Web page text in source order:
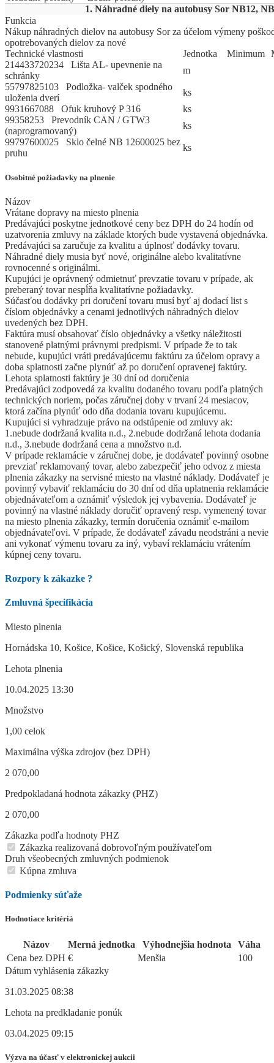
1. Náhradné diely na autobusy Sor NB12,
Funkcia
Nákup náhradných dielov na autobusy Sor za účelom výmeny
opotrebovaných dielov za nové
Technické vlastnosti
Jed­not­ka Mi­ni­mum
214433720234 Lišta AL- upevnenie na
schránky
m
55797825103 Podložka- valček spodného
uloženia dverí
ks
9931667088 Ofuk kruhový P 316
ks
99358253 Prevodník CAN / GTW3
(naprogramovaný)
ks
99797600025 Sklo čelné NB 12600025 bez
pruhu
ks
Osobitné požiadavky na plnenie
Názov
Vrátane dopravy na miesto plnenia
Predávajúci poskytne jednotkové ceny bez DPH do 24 hodín od
uzatvorenia zmluvy na základe ktorých bude vystavená objednávka.
Predávajúci sa zaručuje za kvalitu a úplnosť dodávky tovaru.
Náhradné diely musia byť nové, originálne alebo kvalitatívne
rovnocenné s originálmi.
Kupujúci je oprávnený odmietnuť prevzatie tovaru v prípade, ak
preberaný tovar nespĺňa kvalitatívne požiadavky.
Súčasťou dodávky pri doručení tovaru musí byť aj dodací list s
číslom objednávky a cenami jednotlivých náhradných dielov
uvedených bez DPH.
Faktúra musí obsahovať číslo objednávky a všetky náležitosti
stanovené platnými právnymi predpismi. V prípade že to tak
nebude, kupujúci vráti predávajúcemu faktúru za účelom opravy a
doba splatnosti začne plynúť až po doručení opravenej faktúry.
Lehota splatnosti faktúry je 30 dní od doručenia
Predávajúci zodpovedá za kvalitu dodaného tovaru podľa platných
technických noriem, počas záručnej doby v trvaní 24 mesiacov,
ktorá začína plynúť odo dňa dodania tovaru kupujúcemu.
Kupujúci si vyhradzuje právo na odstúpenie od zmluvy ak:
1.nebude dodržaná kvalita n.d., 2.nebude dodržaná lehota dodania
n.d., 3.nebude dodržaná cena a množstvo n.d.
V prípade reklamácie v záručnej dobe, je dodávateľ povinný osobne
prevziať reklamovaný tovar, alebo zabezpečiť jeho odvoz z miesta
plnenia zákazky na servisné miesto na vlastné náklady. Dodávateľ je
povinný vybaviť reklamáciu do 30 dní od dňa uplatnenia reklamácie
objednávateľom a oznámiť výsledok jej vybavenia. Dodávateľ je
povinný na vlastné náklady doručiť opravený resp. vymenený tovar
na miesto plnenia zákazky, termín doručenia oznámiť e-mailom
objednávateľovi. V prípade, že dodávateľ závadu neodstráni a nevie
ani vykonať výmenu tovaru za iný, vybaví reklamáciu vrátením
kúpnej ceny tovaru.
Rozpory k zákazke ?
Zmluvná špecifikácia
Miesto plnenia
Hornádska 10, Košice, Košice, Košický, Slovenská republika
Lehota plnenia
10.04.2025 13:30
Množstvo
1,00 celok
Maximálna výška zdrojov (bez DPH)
2 070,00
Predpokladaná hodnota zákazky (PHZ)
2 070,00
Zákazka podľa hodnoty PHZ
Zákazka realizovaná dobrovoľným používateľom
Druh všeobecných zmluvných podmienok
Kúpna zmluva
Podmienky súťaže
Hodnotiace kritériá
Názov Merná jednotka Výhodnejšia hodnota
Váha
Cena bez DPH € Menšia
100
Dátum vyhlásenia zákazky
31.03.2025 08:38
Lehota na predkladanie ponúk
03.04.2025 09:15
Výzva na účasť v elektronickej aukcii